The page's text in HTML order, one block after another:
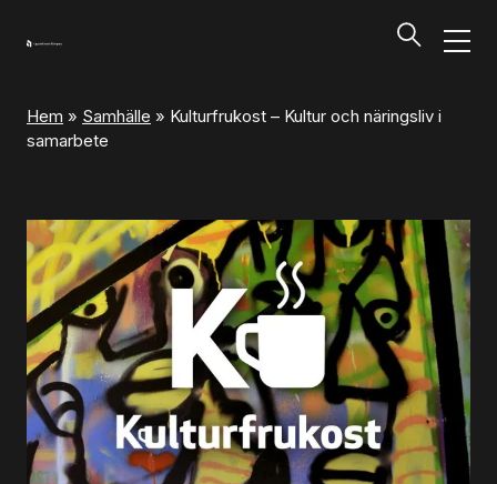
Program och biljetter
Program och biljetter
Kalendarium
Aktuella biljettsläpp
Presentkort på UKK
Hem » Samhälle » Kulturfrukost – Kultur och näringsliv i
samarbete